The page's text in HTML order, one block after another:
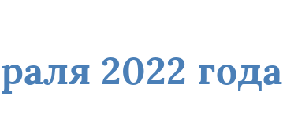
2022 года